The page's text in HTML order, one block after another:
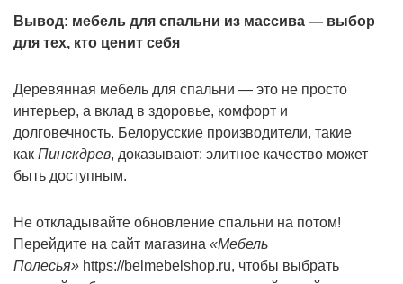
Вывод: мебель для спальни из массива — выбор
для тех, кто ценит себя
Деревянная мебель для спальни — это не просто
интерьер, а вклад в здоровье, комфорт и
долговечность. Белорусские производители, такие
как Пинскдрев, доказывают: элитное качество может
быть доступным.
Не откладывайте обновление спальни на потом!
Перейдите на сайт магазина «Мебель
Полесья» https://belmebelshop.ru, чтобы выбрать